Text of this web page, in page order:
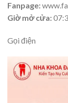
Fanpage:
Giờ mở cửa:
Gọi điện